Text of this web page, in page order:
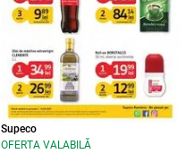
Supeco
OFERTA VALABILĂ